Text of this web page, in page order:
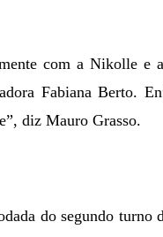
com a Nikolle e
Fabiana Berto.
diz Mauro Grasso.
do segundo